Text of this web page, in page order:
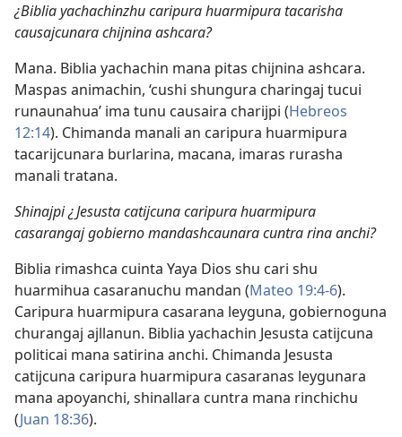
¿Biblia yachachinzhu caripura huarmipura tacarisha
causajcunara chijnina ashcara?
Mana. Biblia yachachin mana pitas chijnina ashcara.
Maspas animachin, ‘cushi shungura charingaj tucui
runaunahua’ ima tunu causaira charijpi (Hebreos
12:14). Chimanda manali an caripura huarmipura
tacarijcunara burlarina, macana, imaras rurasha
manali tratana.
Shinajpi ¿Jesusta catijcuna caripura huarmipura
casarangaj gobierno mandashcaunara cuntra rina anchi?
Biblia rimashca cuinta Yaya Dios shu cari shu
huarmihua casaranuchu mandan (Mateo 19:4-6).
Caripura huarmipura casarana leyguna, gobiernoguna
churangaj ajllanun. Biblia yachachin Jesusta catijcuna
politicai mana satirina anchi. Chimanda Jesusta
catijcuna caripura huarmipura casaranas leygunara
mana apoyanchi, shinallara cuntra mana rinchichu
(Juan 18:36).